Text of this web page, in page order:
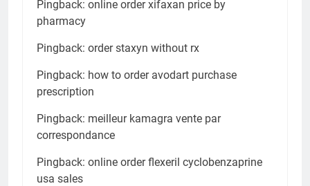
Pingback: online order xifaxan price by
pharmacy
Pingback: order staxyn without rx
Pingback: how to order avodart purchase
prescription
Pingback: meilleur kamagra vente par
correspondance
Pingback: online order flexeril cyclobenzaprine
usa sales